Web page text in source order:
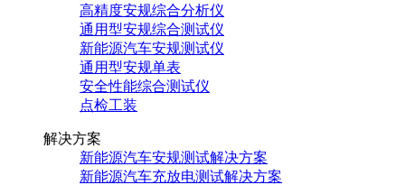
高精度安规综合分析仪
通用型安规综合测试仪
新能源汽车安规测试仪
通用型安规单表
安全性能综合测试仪
点检工装
解决方案
新能源汽车安规测试解决方案
新能源汽车充放电测试解决方案